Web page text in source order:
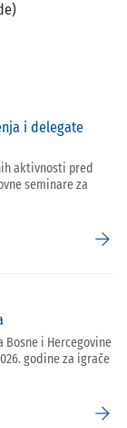
i delegate
aktivnosti pred
seminare za
arrow_forward
i Hercegovine
godine za igrače
arrow_forward